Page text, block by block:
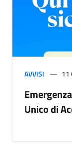
AVVISI 11
Unico di